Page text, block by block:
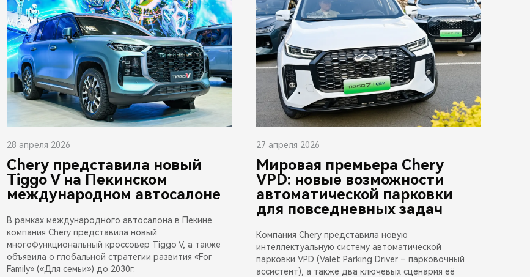
28 апреля 2026
Chery представила новый
Tiggo V на Пекинском
международном автосалоне
В рамках международного автосалона в Пекине
компания Chery представила новый
многофункциональный кроссовер Tiggo V, а также
объявила о глобальной стратегии развития «For
Family» («Для семьи») до 2030г.
27 апреля 2026
Мировая премьера Chery
VPD: новые возможности
автоматической парковки
для повседневных задач
Компания Chery представила новую
интеллектуальную систему автоматической
парковки VPD (Valet Parking Driver – парковочный
ассистент), а также два ключевых сценария её